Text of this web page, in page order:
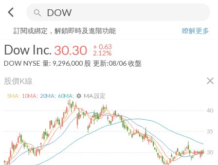
arrow_back_ios search
Dow Inc. 30.30+2.12%
訂閱或綁定，解鎖即時及進階功能
瞭解更多
Dow Inc. 30.30 + 0.63
2.12%
DOW NYSE 量: 9,296,000 股 更新:08/06 收盤
股價K線 close
30
35
40
5MA: 10MA: 20MA: 60MA: settings MA 設定